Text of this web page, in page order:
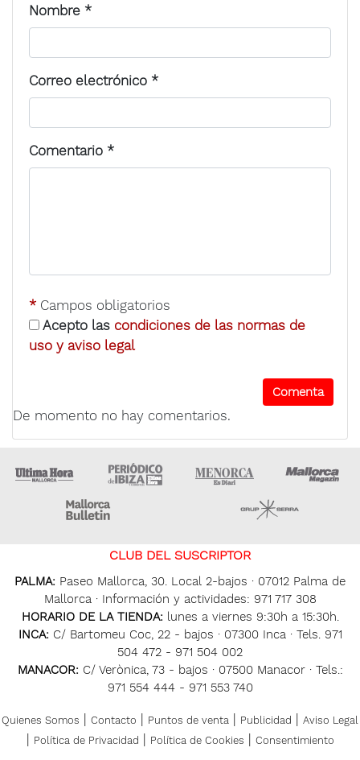
Nombre *
Correo electrónico *
Comentario *
* Campos obligatorios
Acepto las condiciones de las normas de
uso y aviso legal
De momento no hay comentarios.
Ultima Hora Ultima hora Ibiza Menorca • Es Diari
CLUB DEL SUSCRIPTOR
PALMA: Paseo Mallorca, 30. Local 2-bajos · 07012 Palma de
Mallorca · Información y actividades: 971 717 308
HORARIO DE LA TIENDA: lunes a viernes 9:30h a 15:30h.
INCA: C/ Bartomeu Coc, 22 - bajos · 07300 Inca · Tels. 971
504 472 - 971 504 002
MANACOR: C/ Verònica, 73 - bajos · 07500 Manacor · Tels.:
971 554 444 - 971 553 740
Quienes Somos Contacto Puntos de venta Publicidad Aviso Legal
Política de Privacidad Política de Cookies Consentimiento